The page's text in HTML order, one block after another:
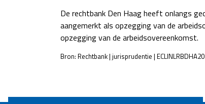
De rechtbank Den Haag heeft onlangs
aangemerkt als opzegging van de
opzegging van de arbeidsovereenkomst.
Bron: Rechtbank | jurisprudentie |